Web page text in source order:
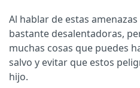
Al hablar de estas
bastante desalentadoras,
muchas cosas que puedes
salvo y evitar que estos
hijo.